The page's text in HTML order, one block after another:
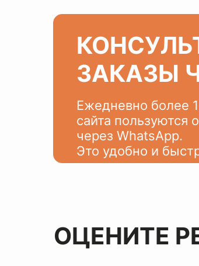
ЗАКАЗЫ
Ежедневно более
сайта пользуются
через WhatsApp.
Это удобно и
ОЦЕНИТЕ